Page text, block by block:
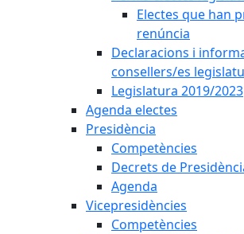
Electes que han
renúncia
Declaracions i
consellers/es
Legislatura 2019/2023
Agenda electes
Presidència
Competències
Decrets de
Agenda
Vicepresidències
Competències